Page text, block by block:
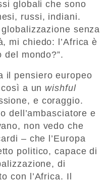
globali che sono
russi, indiani.
senza
mi chiedo: l’Africa è
del mondo?”.
il pensiero europeo
a un wishful
e coraggio.
dell’ambasciatore e
non vedo che
– che l’Europa
politico, capace di
di
con l’Africa. Il